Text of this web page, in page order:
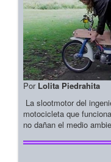
Por Lolita Piedrahita
La slootmotor del
motocicleta que
no dañan el medio